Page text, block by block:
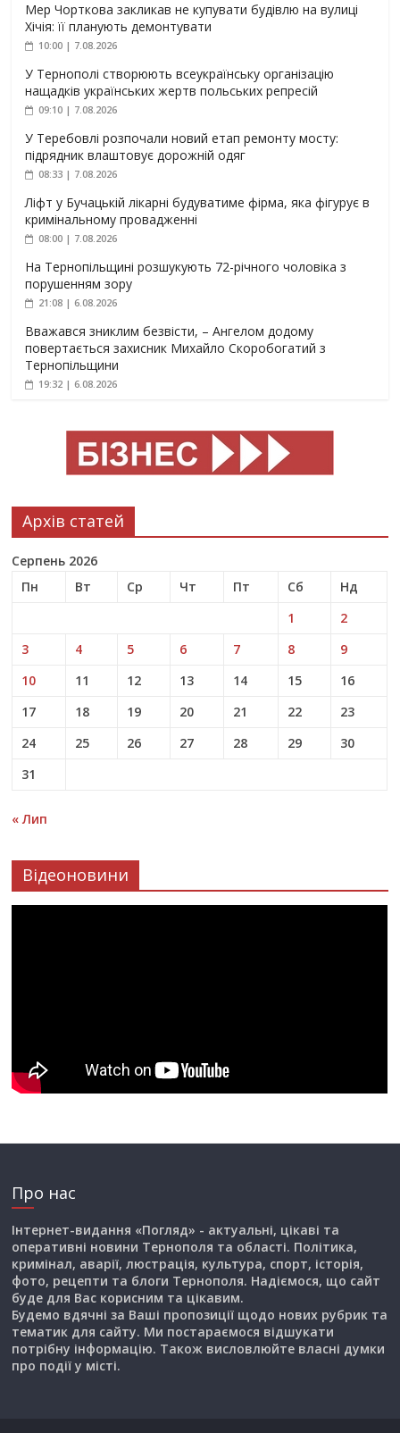
Мер Чорткова закликав не купувати будівлю на вулиці
Хічія: її планують демонтувати
10:00 | 7.08.2026
У Тернополі створюють всеукраїнську організацію
нащадків українських жертв польських репресій
09:10 | 7.08.2026
У Теребовлі розпочали новий етап ремонту мосту:
підрядник влаштовує дорожній одяг
08:33 | 7.08.2026
Ліфт у Бучацькій лікарні будуватиме фірма, яка фігурує в
кримінальному провадженні
08:00 | 7.08.2026
На Тернопільщині розшукують 72-річного чоловіка з
порушенням зору
21:08 | 6.08.2026
Вважався зниклим безвісти, – Ангелом додому
повертається захисник Михайло Скоробогатий з
Тернопільщини
19:32 | 6.08.2026
Архів статей
Серпень 2026
Пн
Вт Ср Чт Пт Сб
Нд
1
2
3
4 5 6 7 8
9
10
11 12 13 14 15
16
17
18 19 20 21 22
23
24
25 26 27 28 29
30
31
« Лип
Відеоновини
Про нас
Інтернет-видання «Погляд» - актуальні, цікаві та
оперативні новини Тернополя та області. Політика,
кримінал, аварії, люстрація, культура, спорт, історія,
фото, рецепти та блоги Тернополя. Надіємося, що сайт
буде для Вас корисним та цікавим.
Будемо вдячні за Ваші пропозиції щодо нових рубрик та
тематик для сайту. Ми постараємося відшукати
потрібну інформацію. Також висловлюйте власні думки
про події у місті.